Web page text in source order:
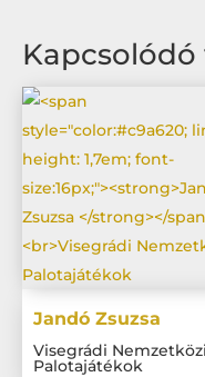
Jandó Zsuzsa
Visegrádi Nemzetközi
Palotajátékok